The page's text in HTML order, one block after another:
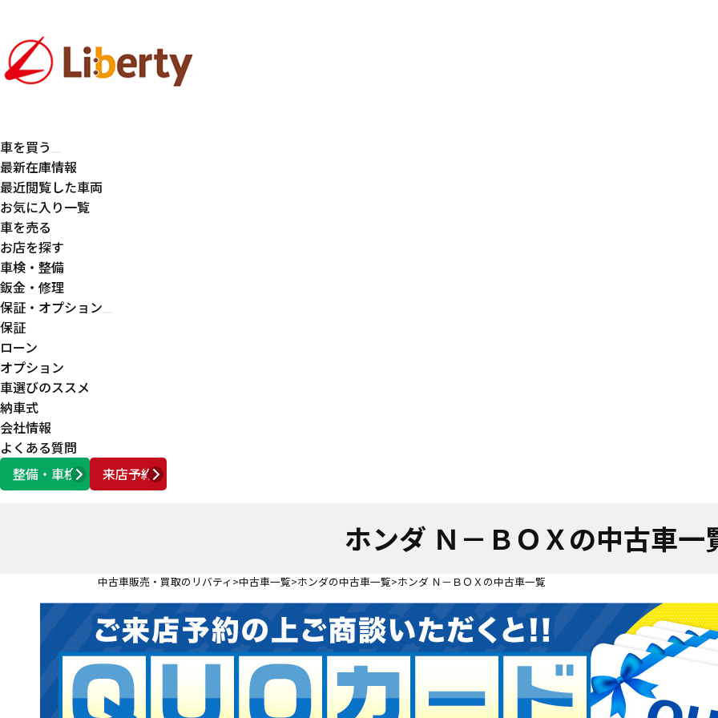
車を買う
最新在庫情報
最近閲覧した車両
お気に入り一覧
車を売る
お店を探す
車検・整備
鈑金・修理
保証・オプション
保証
ローン
オプション
車選びのススメ
納車式
会社情報
よくある質問
整備・車検
来店予約
営業時間 AM10:00 ～ PM6:00
ホンダ Ｎ－ＢＯＸの中古車一
中古車販売・買取のリバティ 中古車一覧 ホンダの中古車一覧 ホンダ Ｎ－ＢＯＸの中古車一覧